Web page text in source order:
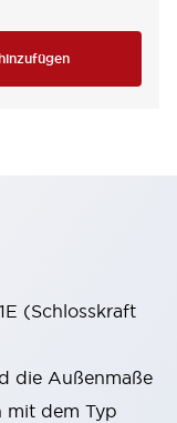
(Schlosskraft
die Außenmaße
mit dem Typ